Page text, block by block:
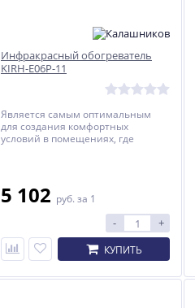
Инфракрасный обогреватель
KIRH-E06P-11
Является самым оптимальным
для создания комфортных
условий в помещениях, где
5 102 руб. за 1
- +
КУПИТЬ